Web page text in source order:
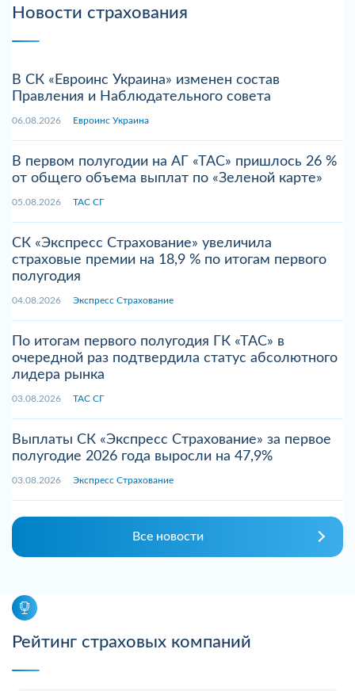
Новости страхования
В СК «Евроинс Украина» изменен состав
Правления и Наблюдательного совета
06.08.2026 Евроинс Украина
В первом полугодии на АГ «ТАС» пришлось 26 %
от общего объема выплат по «Зеленой карте»
05.08.2026 ТАС СГ
СК «Экспресс Страхование» увеличила
страховые премии на 18,9 % по итогам первого
полугодия
04.08.2026 Экспресс Страхование
По итогам первого полугодия ГК «ТАС» в
очередной раз подтвердила статус абсолютного
лидера рынка
03.08.2026 ТАС СГ
Выплаты СК «Экспресс Страхование» за первое
полугодие 2026 года выросли на 47,9%
03.08.2026 Экспресс Страхование
Все новости
Рейтинг страховых компаний